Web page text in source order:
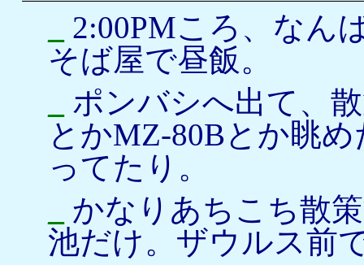
2:00PMころ、なん
そば屋で昼飯。
ポンバシへ出て、
とかMZ-80Bとか眺
ってたり。
かなりあちこち散
池だけ。ザウルス前